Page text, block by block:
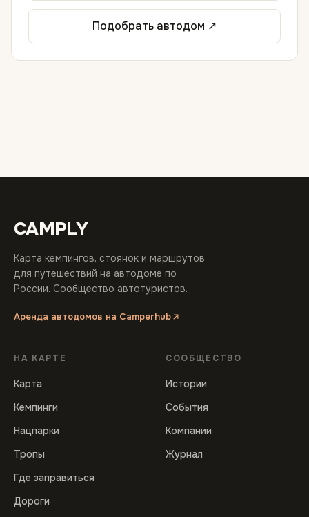
Подобрать автодом ↗
CAMPLY
Карта кемпингов, стоянок и маршрутов
для путешествий на автодоме по
России. Сообщество автотуристов.
Аренда автодомов на Camperhub
НА КАРТЕ
Карта
Кемпинги
Нацпарки
Тропы
Где заправиться
Дороги
СООБЩЕСТВО
Истории
События
Компании
Журнал